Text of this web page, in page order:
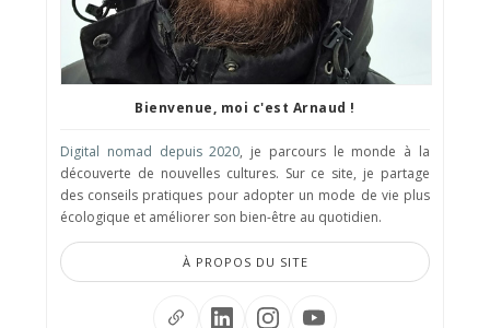
Bienvenue, moi c'est Arnaud !
Digital nomad depuis 2020, je parcours le monde à la
découverte de nouvelles cultures. Sur ce site, je partage
des conseils pratiques pour adopter un mode de vie plus
écologique et améliorer son bien-être au quotidien.
À PROPOS DU SITE